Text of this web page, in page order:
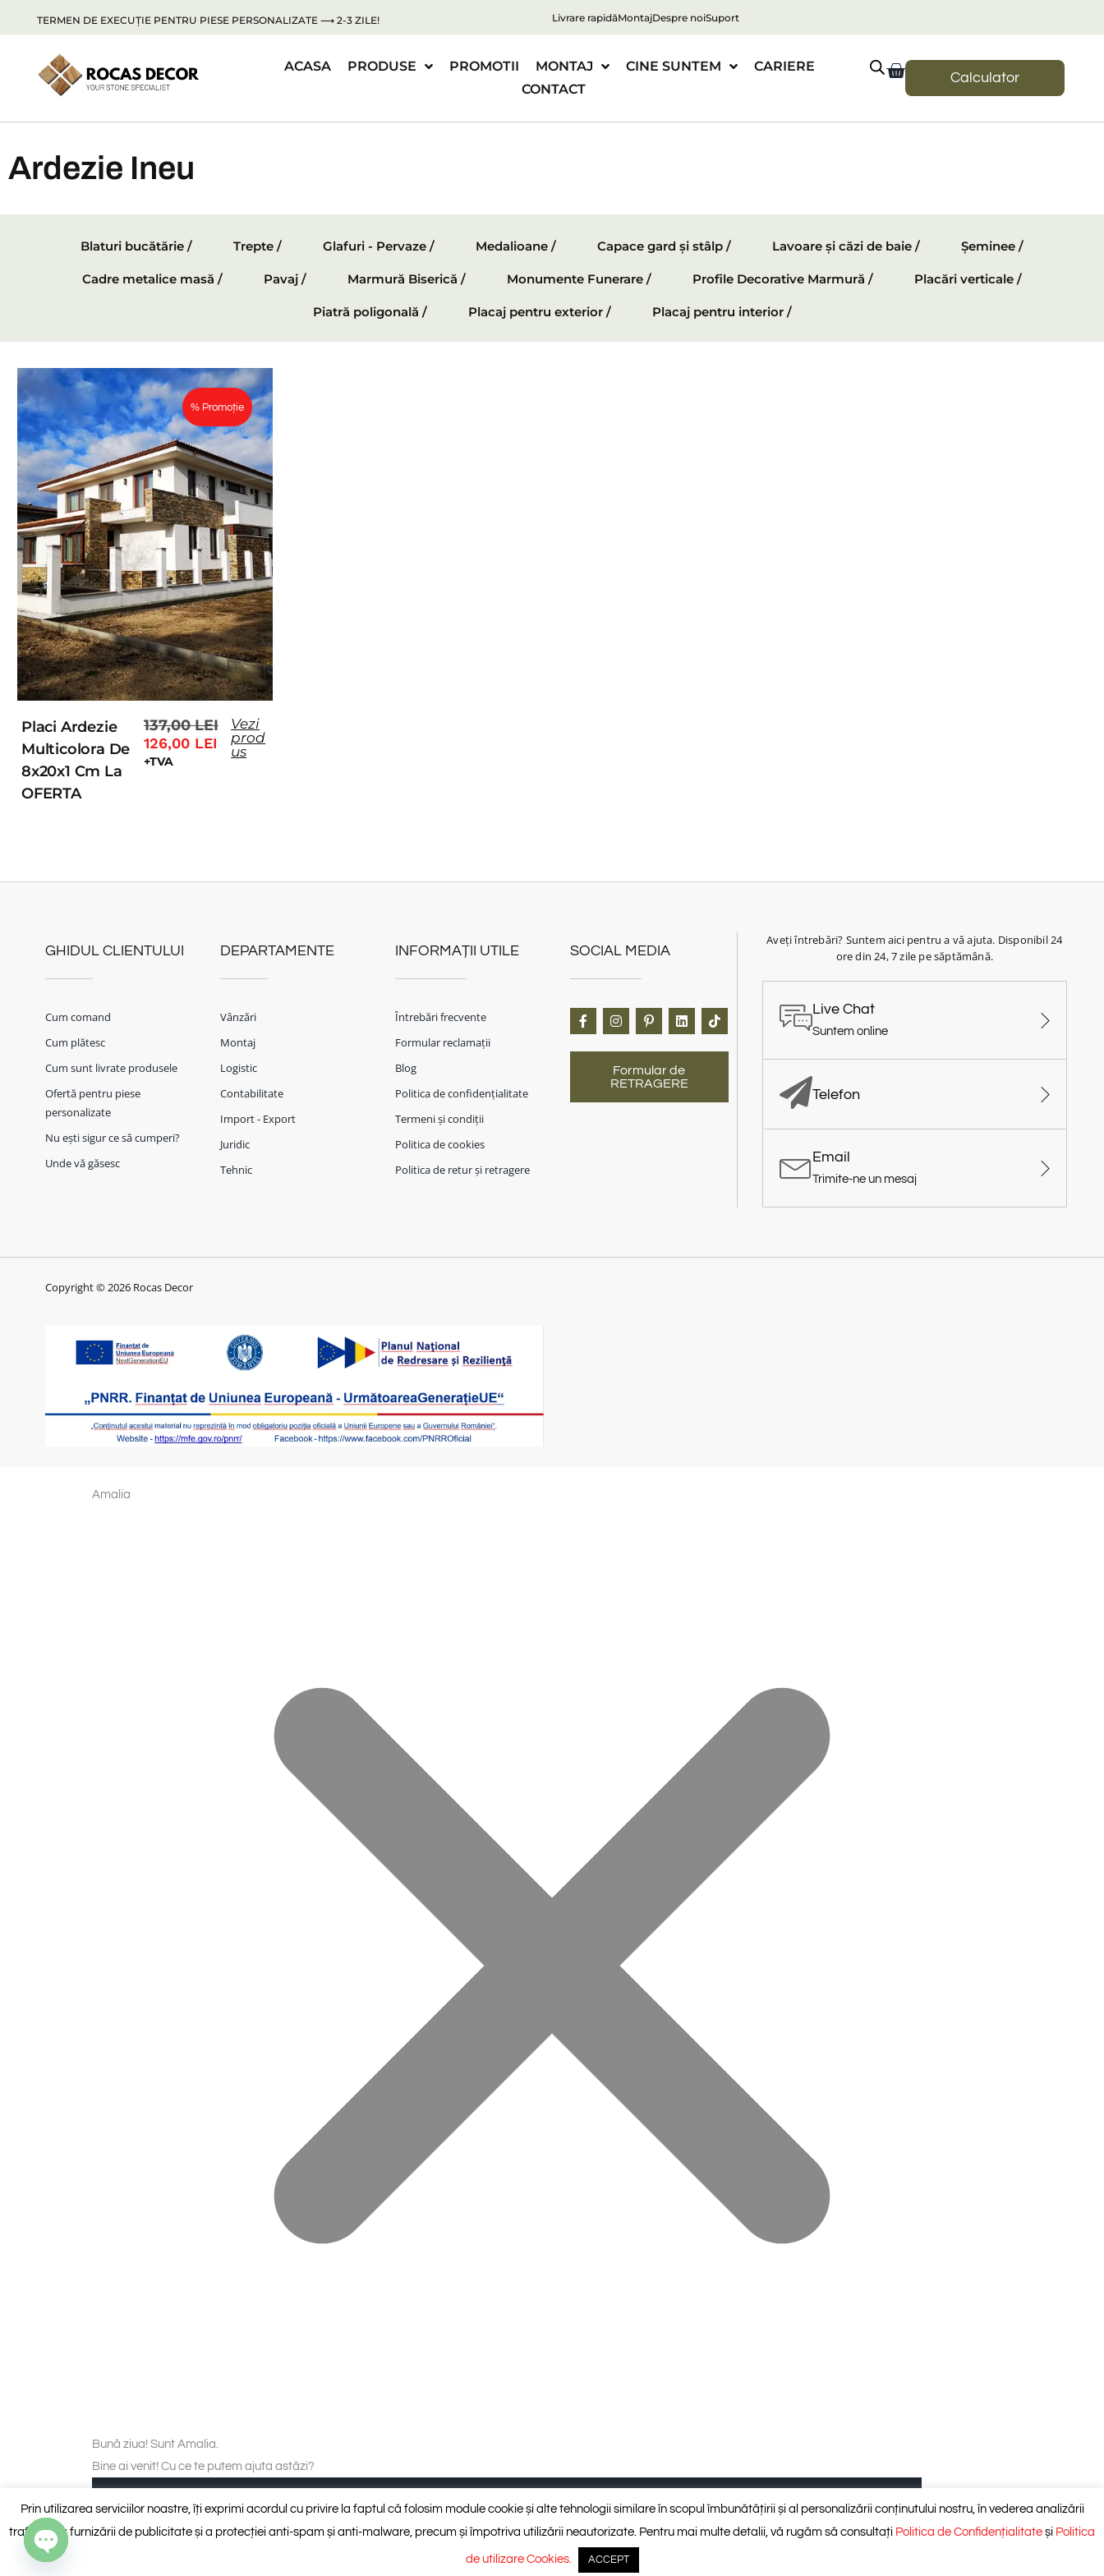
TERMEN DE EXECUȚIE PENTRU PIESE PERSONALIZATE ⟶ 2-3 ZILE! Livrare rapidăMontajDespre noiSuport
ACASA PRODUSE PROMOTII MONTAJ CINE SUNTEM
CARIERE
CONTACT
Calculator
Ardezie Ineu
Blaturi bucătărie / Trepte / Glafuri - Pervaze / Medalioane / Capace gard și stâlp / Lavoare și căzi de baie / Șeminee /
Cadre metalice masă / Pavaj / Marmură Biserică / Monumente Funerare / Profile Decorative Marmură / Placări verticale /
Piatră poligonală / Placaj pentru exterior / Placaj pentru interior /
% Promoție
Placi Ardezie
Multicolora De
8x20x1 Cm La
OFERTA
137,00LEI
126,00 LEI
+TVA
Vezi
prod
us
GHIDUL CLIENTULUI
Cum comand
Cum plătesc
Cum sunt livrate produsele
Ofertă pentru piese
personalizate
Nu ești sigur ce să cumperi?
Unde vă găsesc
DEPARTAMENTE
Vânzări
Montaj
Logistic
Contabilitate
Import - Export
Juridic
Tehnic
INFORMAȚII UTILE
Întrebări frecvente
Formular reclamații
Blog
Politica de confidențialitate
Termeni și condiții
Politica de cookies
Politica de retur și retragere
SOCIAL MEDIA
Formular de
RETRAGERE
Aveți întrebări? Suntem aici pentru a vă ajuta. Disponibil 24
ore din 24, 7 zile pe săptămână.
Live Chat
Suntem online
Telefon
Email
Trimite-ne un mesaj
Copyright © 2026 Rocas Decor
Amalia
Bună ziua! Sunt Amalia.
Bine ai venit! Cu ce te putem ajuta astăzi?
Prin utilizarea serviciilor noastre, îți exprimi acordul cu privire la faptul că folosim module cookie și alte tehnologii similare în scopul îmbunătățirii și al personalizării conținutului nostru, în vederea analizării
traficului, a furnizării de publicitate și a protecției anti-spam și anti-malware, precum și împotriva utilizării neautorizate. Pentru mai multe detalii, vă rugăm să consultați Politica de Confidențialitate și Politica
de utilizare Cookies. ACCEPT